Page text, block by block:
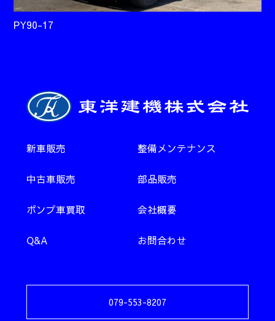
PY90-17
新車販売 整備メンテナンス
中古車販売 部品販売
ポンプ車買取 会社概要
Q&A お問合わせ
079-553-8207